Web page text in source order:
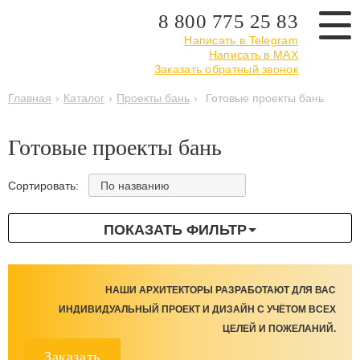
8 800 775 25 83
Написать в Telegram
Написать в MAX
Заказать обратный звонок
Главная › Каталог › Проекты бань › Готовые проекты бань
Готовые проекты бань
Сортировать: По названию
ПОКАЗАТЬ ФИЛЬТР
НАШИ АРХИТЕКТОРЫ РАЗРАБОТАЮТ ДЛЯ ВАС
ИНДИВИДУАЛЬНЫЙ ПРОЕКТ И ДИЗАЙН С УЧЁТОМ ВСЕХ
ЦЕЛЕЙ И ПОЖЕЛАНИЙ.